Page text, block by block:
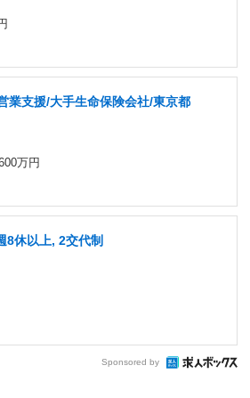
業支援/大手生命保険会社/東京都
万円
8休以上, 2交代制
Sponsored by